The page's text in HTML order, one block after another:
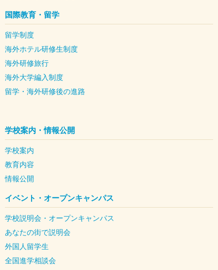
国際教育・留学
留学制度
海外ホテル研修生制度
海外研修旅行
海外大学編入制度
留学・海外研修後の進路
学校案内・情報公開
学校案内
教育内容
情報公開
イベント・オープンキャンパス
学校説明会・オープンキャンパス
あなたの街で説明会
外国人留学生
全国進学相談会